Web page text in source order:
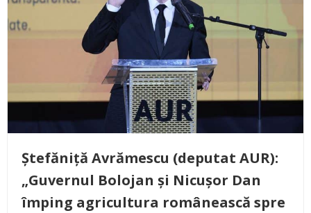
Ștefăniță Avrămescu (deputat AUR):
„Guvernul Bolojan și Nicușor Dan
împing agricultura românească spre